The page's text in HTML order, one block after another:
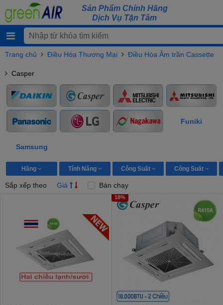
Sản Phẩm Chính Hãng
Dịch Vụ Tận Tâm
Trang chủ Điều Hòa Thương Mại Điều Hòa Âm trần Cassette
Casper
Funiki
Samsung
Hãng Tính Năng Công Suất Công Suất
Sắp xếp theo Giá Bán chạy
18%